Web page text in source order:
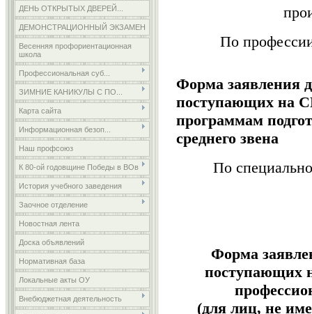
ДЕНЬ ОТКРЫТЫХ ДВЕРЕЙ...
ДЕМОНСТРАЦИОННЫЙ ЭКЗАМЕН
Весенняя профориентационная
школа
Профессиональная суб...
ЗИМНИЕ КАНИКУЛЫ С ПО...
Карта сайта
Информационная безоп...
Наш профсоюз
К 80-ой годовщине Победы в ВОв
История учебного заведения
Заочное отделение
Новостная лента
Доска объявлений
Нормативная база
Локальные акты ОУ
Внебюджетная деятельность
По
Форма заявления
поступающих на
программам
среднего звена
По
Форма
поступающих
(для лиц, не